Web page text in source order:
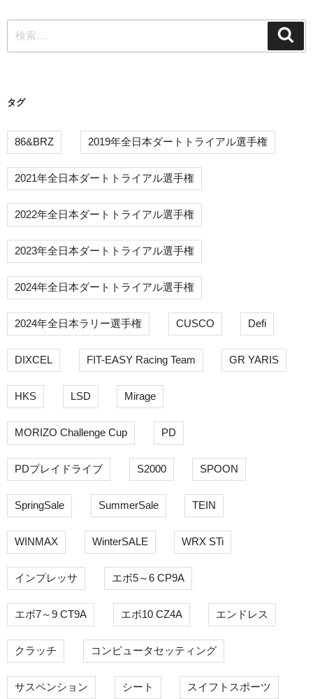
シ
ョ
索:
タグ
86&BRZ 2019年全日本ダートトライアル選手権
2021年全日本ダートトライアル選手権
2022年全日本ダートトライアル選手権
2023年全日本ダートトライアル選手権
2024年全日本ダートトライアル選手権
2024年全日本ラリー選手権 CUSCO Defi
DIXCEL FIT-EASY Racing Team GR YARIS
HKS LSD Mirage
MORIZO Challenge Cup PD
PDプレイドライブ S2000 SPOON
SpringSale SummerSale TEIN
WINMAX WinterSALE WRX STi
インプレッサ エボ5～6 CP9A
エボ7～9 CT9A エボ10 CZ4A エンドレス
クラッチ コンピュータセッティング
サスペンション シート スイフトスポーツ